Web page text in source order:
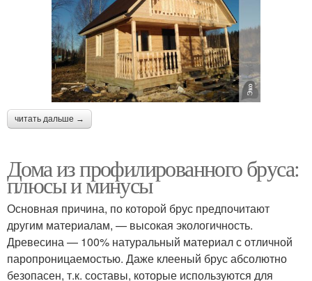
читать дальше →
Дома из профилированного бруса:
плюсы и минусы
Основная причина, по которой брус предпочитают
другим материалам, — высокая экологичность.
Древесина — 100% натуральный материал с отличной
паропроницаемостью. Даже клееный брус абсолютно
безопасен, т.к. составы, которые используются для